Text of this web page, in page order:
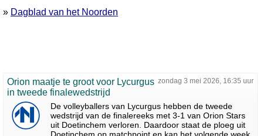
» Dagblad van het Noorden
zondag 3 mei 2026, 16:35 uur
Orion maatje te groot voor Lycurgus
in tweede finalewedstrijd
De volleyballers van Lycurgus hebben de tweede
wedstrijd van de finalereeks met 3-1 van Orion Stars
uit Doetinchem verloren. Daardoor staat de ploeg uit